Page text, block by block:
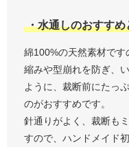
・水通しのおすす
綿100%の天然素材で
縮みや型崩れを防ぎ、
ように、裁断前にたっ
のがおすすめです。
針通りがよく、裁断も
すので、ハンドメイド